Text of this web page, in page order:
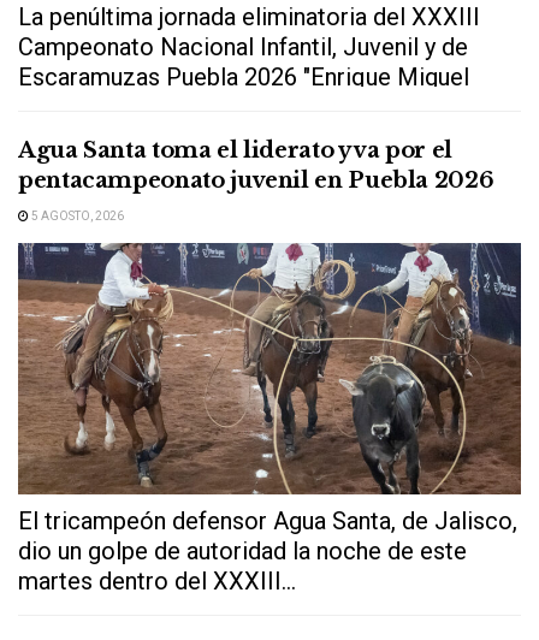
La penúltima jornada eliminatoria del XXXIII
Campeonato Nacional Infantil, Juvenil y de
Escaramuzas Puebla 2026 "Enrique Miguel
Agua Santa toma el liderato y va por el
pentacampeonato juvenil en Puebla 2026
5 AGOSTO, 2026
El tricampeón defensor Agua Santa, de Jalisco,
dio un golpe de autoridad la noche de este
martes dentro del XXXIII...